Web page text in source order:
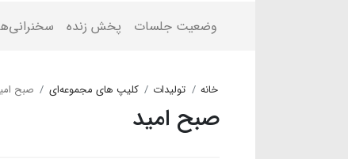
وضعیت جلسات پخش زنده
خانه تولیدات کلیپ های مجموعه‌ای صبح
صبح امید